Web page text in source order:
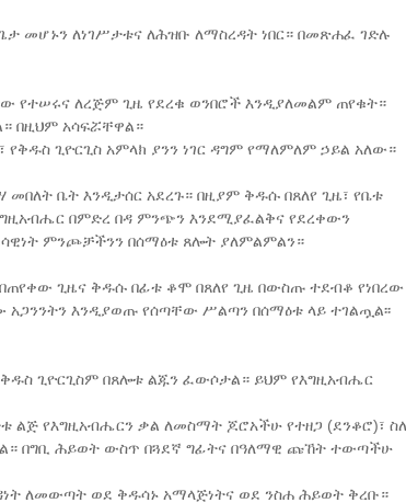
መሆኑን ለነገሥታቱና ለሕዝቡ ለማስረዳት ነበር። በመጽሐፈ ገድሉ
የተሠሩና ለረጅም ጊዜ የደረቁ ወንበሮች እንዲያለመልም ጠየቁት።
በዚህም አሳፍሯቸዋል።
ጊዮርጊስ አምላክ ያንን ነገር ዳግም የማለምለም ኃይል አለው።
መበለት ቤት እንዲታሰር አደረጉ። በዚያም ቅዱሱ በጸለየ ጊዜ፣ የቤቱ
በምድረ በዳ ምንጭን እንደሚያፈልቅና የደረቀውን
ምንጮቻችንን በሰማዕቱ ጸሎት ያለምልምልን።
ጊዜና ቅዱሱ በፊቱ ቆሞ በጸለየ ጊዜ በውስጡ ተደብቆ የነበረው
እንዲያወጡ የሰጣቸው ሥልጣን በሰማዕቱ ላይ ተገልጧል፡፡
ቅዱስ ጊዮርጊስም በጸሎቱ ልጁን ፈውሶታል። ይህም የእግዚአብሔር
የእግዚአብሔርን ቃል ለመስማት ጆሮአችሁ የተዘጋ (ደንቆሮ)፣ ስለ
በግቢ ሕይወት ውስጥ በጓደኛ ግፊትና በዓለማዊ ጩኸት ተውጣችሁ
ለመውጣት ወደ ቅዱሳኑ አማላጅነትና ወደ ንስሐ ሕይወት ቅረቡ።